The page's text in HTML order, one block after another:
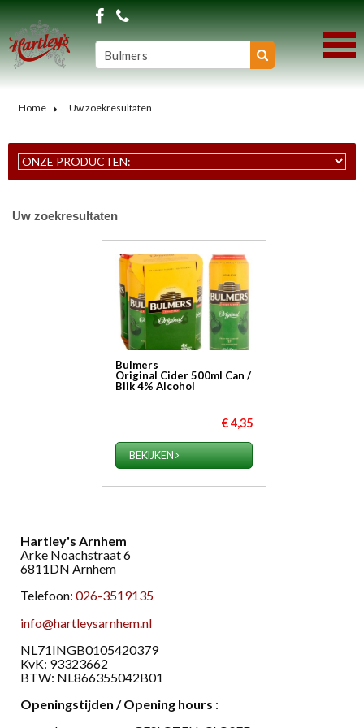
Home Uw zoekresultaten
Uw zoekresultaten
Bulmers
Original Cider 500ml Can /
Blik 4% Alcohol
€ 4,35
BEKIJKEN
Hartley's Arnhem
Arke Noachstraat 6
6811DN Arnhem
Telefoon: 026-3519135
info@hartleysarnhem.nl
​NL71INGB0105420379
KvK: 93323662
BTW: NL866355042B01
Openingstijden / Opening hours :